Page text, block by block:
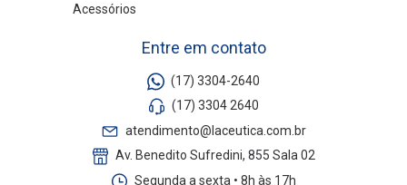
Acessórios
Entre em contato
(17) 3304-2640
(17) 3304 2640
atendimento@laceutica.com.br
Av. Benedito Sufredini, 855 Sala 02
Segunda a sexta • 8h às 17h